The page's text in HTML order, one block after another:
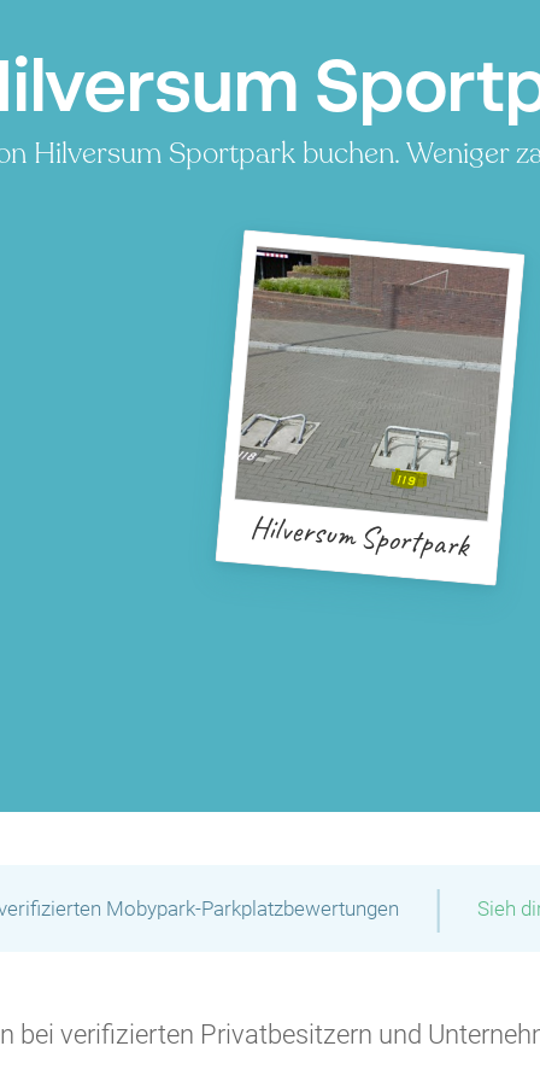
Hilversum Sportpark buchen. Weniger
Hilversum Sportpark
Mobypark-Parkplatzbewertungen | Sieh
bei verifizierten Privatbesitzern und